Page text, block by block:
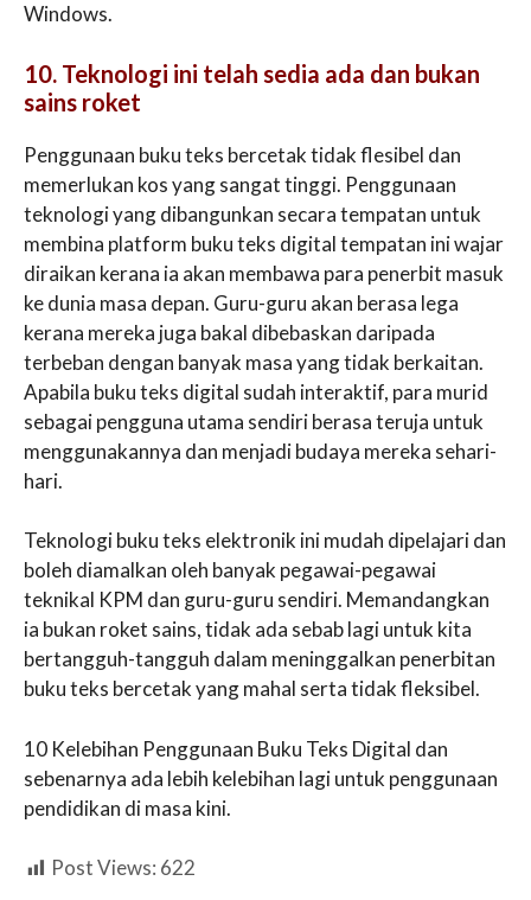
Windows.
10. Teknologi ini telah sedia ada dan bukan
sains roket
Penggunaan buku teks bercetak tidak flesibel dan
memerlukan kos yang sangat tinggi. Penggunaan
teknologi yang dibangunkan secara tempatan untuk
membina platform buku teks digital tempatan ini wajar
diraikan kerana ia akan membawa para penerbit masuk
ke dunia masa depan. Guru-guru akan berasa lega
kerana mereka juga bakal dibebaskan daripada
terbeban dengan banyak masa yang tidak berkaitan.
Apabila buku teks digital sudah interaktif, para murid
sebagai pengguna utama sendiri berasa teruja untuk
menggunakannya dan menjadi budaya mereka sehari-
hari.
Teknologi buku teks elektronik ini mudah dipelajari dan
boleh diamalkan oleh banyak pegawai-pegawai
teknikal KPM dan guru-guru sendiri. Memandangkan
ia bukan roket sains, tidak ada sebab lagi untuk kita
bertangguh-tangguh dalam meninggalkan penerbitan
buku teks bercetak yang mahal serta tidak fleksibel.
10 Kelebihan Penggunaan Buku Teks Digital dan
sebenarnya ada lebih kelebihan lagi untuk penggunaan
pendidikan di masa kini.
Post Views: 622